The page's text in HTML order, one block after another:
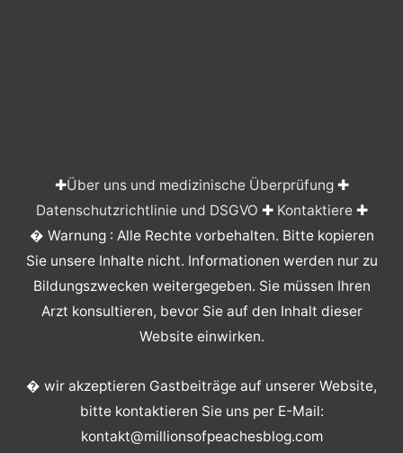
✚Über uns und medizinische Überprüfung✚
Datenschutzrichtlinie und DSGVO ✚ Kontaktiere✚
� Warnung : Alle Rechte vorbehalten. Bitte kopieren
Sie unsere Inhalte nicht. Informationen werden nur zu
Bildungszwecken weitergegeben. Sie müssen Ihren
Arzt konsultieren, bevor Sie auf den Inhalt dieser
Website einwirken.
� wir akzeptieren Gastbeiträge auf unserer Website,
bitte kontaktieren Sie uns per E-Mail:
kontakt@millionsofpeachesblog.com